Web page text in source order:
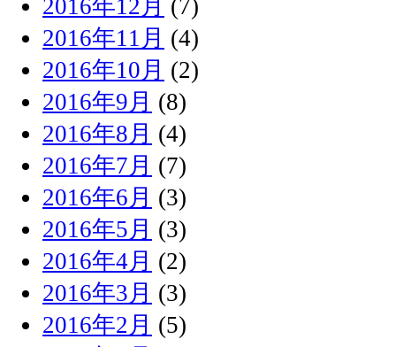
2016年12月 (7)
2016年11月 (4)
2016年10月 (2)
2016年9月 (8)
2016年8月 (4)
2016年7月 (7)
2016年6月 (3)
2016年5月 (3)
2016年4月 (2)
2016年3月 (3)
2016年2月 (5)